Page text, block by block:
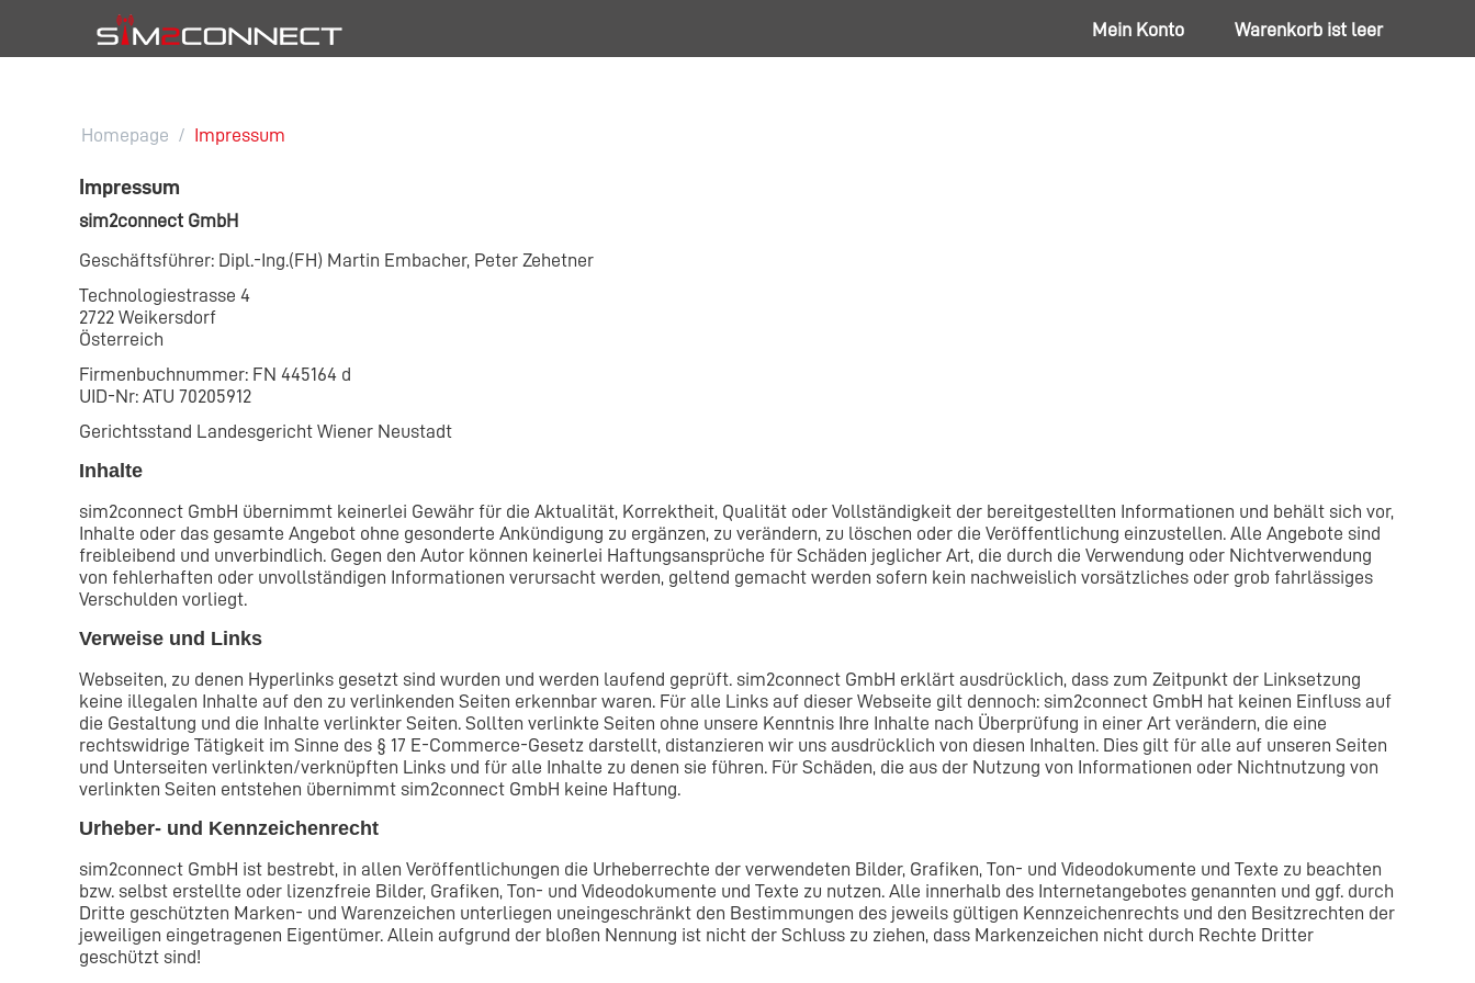
Warenkorb ist leer
Mein Konto
Homepage / Impressum
Impressum
sim2connect GmbH
Geschäftsführer: Dipl.-Ing.(FH) Martin Embacher, Peter Zehetner
Technologiestrasse 4
2722 Weikersdorf
Österreich
Firmenbuchnummer: FN 445164 d
UID-Nr: ATU 70205912
Gerichtsstand Landesgericht Wiener Neustadt
Inhalte
sim2connect GmbH übernimmt keinerlei Gewähr für die Aktualität, Korrektheit, Qualität oder Vollständigkeit der bereitgestellten Informationen und behält sich vor,
Inhalte oder das gesamte Angebot ohne gesonderte Ankündigung zu ergänzen, zu verändern, zu löschen oder die Veröffentlichung einzustellen. Alle Angebote sind
freibleibend und unverbindlich. Gegen den Autor können keinerlei Haftungsansprüche für Schäden jeglicher Art, die durch die Verwendung oder Nichtverwendung
von fehlerhaften oder unvollständigen Informationen verursacht werden, geltend gemacht werden sofern kein nachweislich vorsätzliches oder grob fahrlässiges
Verschulden vorliegt.
Verweise und Links
Webseiten, zu denen Hyperlinks gesetzt sind wurden und werden laufend geprüft. sim2connect GmbH erklärt ausdrücklich, dass zum Zeitpunkt der Linksetzung
keine illegalen Inhalte auf den zu verlinkenden Seiten erkennbar waren. Für alle Links auf dieser Webseite gilt dennoch: sim2connect GmbH hat keinen Einfluss auf
die Gestaltung und die Inhalte verlinkter Seiten. Sollten verlinkte Seiten ohne unsere Kenntnis Ihre Inhalte nach Überprüfung in einer Art verändern, die eine
rechtswidrige Tätigkeit im Sinne des § 17 E-Commerce-Gesetz darstellt, distanzieren wir uns ausdrücklich von diesen Inhalten. Dies gilt für alle auf unseren Seiten
und Unterseiten verlinkten/verknüpften Links und für alle Inhalte zu denen sie führen. Für Schäden, die aus der Nutzung von Informationen oder Nichtnutzung von
verlinkten Seiten entstehen übernimmt sim2connect GmbH keine Haftung.
Urheber- und Kennzeichenrecht
sim2connect GmbH ist bestrebt, in allen Veröffentlichungen die Urheberrechte der verwendeten Bilder, Grafiken, Ton- und Videodokumente und Texte zu beachten
bzw. selbst erstellte oder lizenzfreie Bilder, Grafiken, Ton- und Videodokumente und Texte zu nutzen. Alle innerhalb des Internetangebotes genannten und ggf. durch
Dritte geschützten Marken- und Warenzeichen unterliegen uneingeschränkt den Bestimmungen des jeweils gültigen Kennzeichenrechts und den Besitzrechten der
jeweiligen eingetragenen Eigentümer. Allein aufgrund der bloßen Nennung ist nicht der Schluss zu ziehen, dass Markenzeichen nicht durch Rechte Dritter
geschützt sind!